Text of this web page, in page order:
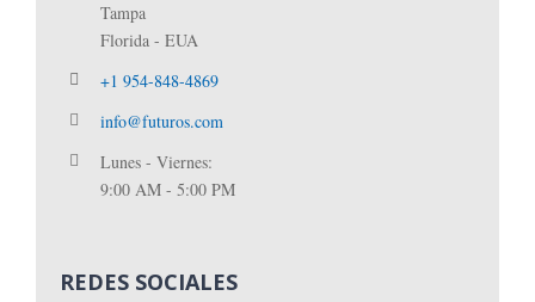
Tampa
Florida - EUA
+1 954-848-4869
info@futuros.com
Lunes - Viernes:
9:00 AM - 5:00 PM
REDES SOCIALES